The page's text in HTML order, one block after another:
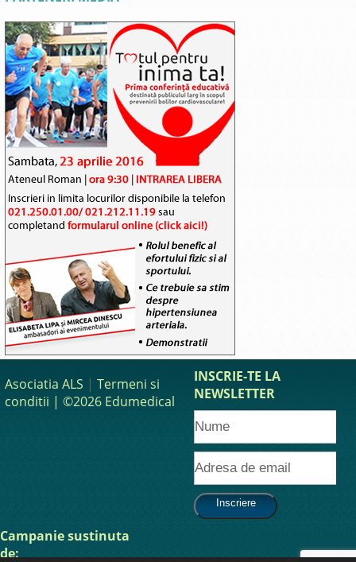
Asociatia ALS |Termeni si
conditii | ©2026 Edumedical
INSCRIE-TE LA
NEWSLETTER
Campanie sustinuta
de: